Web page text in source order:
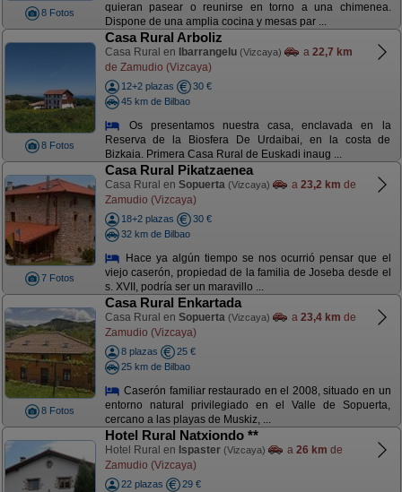
8 Fotos
quieran pasear o reunirse en torno a una chimenea.
Dispone de una amplia cocina y mesas par ...
8 Fotos
Casa Rural Arboliz
Casa Rural en Ibarrangelu (Vizcaya) a 22,7 km
de Zamudio (Vizcaya)
12+2 plazas
30 €
45 km de Bilbao
Os presentamos nuestra casa, enclavada en la
Reserva de la Biosfera De Urdaibai, en la costa de
Bizkaia. Primera Casa Rural de Euskadi inaug ...
7 Fotos
Casa Rural Pikatzaenea
Casa Rural en Sopuerta (Vizcaya) a 23,2 km de
Zamudio (Vizcaya)
18+2 plazas
30 €
32 km de Bilbao
Hace ya algún tiempo se nos ocurrió pensar que el
viejo caserón, propiedad de la familia de Joseba desde el
s. XVII, podría ser un maravillo ...
8 Fotos
Casa Rural Enkartada
Casa Rural en Sopuerta (Vizcaya) a 23,4 km de
Zamudio (Vizcaya)
8 plazas
25 €
25 km de Bilbao
Caserón familiar restaurado en el 2008, situado en un
entorno natural privilegiado en el Valle de Sopuerta,
cercano a las playas de Muskiz, ...
Hotel Rural Natxiondo **
Hotel Rural en Ispaster (Vizcaya) a 26 km de
Zamudio (Vizcaya)
22 plazas
29 €